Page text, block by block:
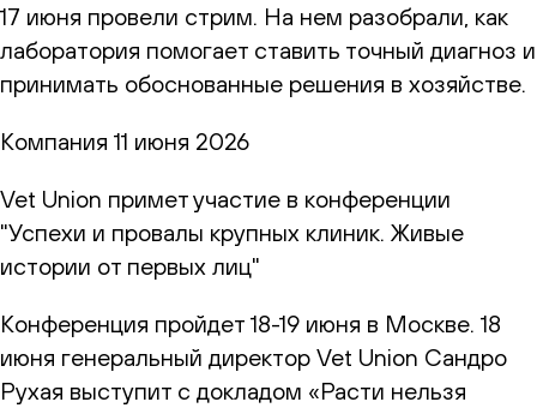
17 июня провели стрим. На нем разобрали, как
лаборатория помогает ставить точный диагноз и
принимать обоснованные решения в хозяйстве.
Компания 11 июня 2026
Vet Union примет участие в конференции
"Успехи и провалы крупных клиник. Живые
истории от первых лиц"
Конференция пройдет 18-19 июня в Москве. 18
июня генеральный директор Vet Union Сандро
Рухая выступит с докладом «Расти нельзя